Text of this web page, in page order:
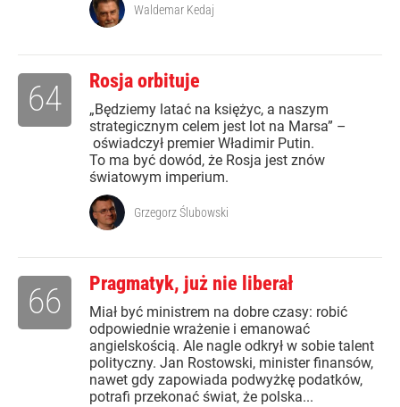
Waldemar Kedaj
Rosja orbituje
„Będziemy latać na księżyc, a naszym
strategicznym celem jest lot na Marsa” –
oświadczył premier Władimir Putin.
To ma być dowód, że Rosja jest znów
światowym imperium.
64
Grzegorz Ślubowski
Pragmatyk, już nie liberał
Miał być ministrem na dobre czasy: robić
odpowiednie wrażenie i emanować
angielskością. Ale nagle odkrył w sobie talent
polityczny. Jan Rostowski, minister finansów,
nawet gdy zapowiada podwyżkę podatków,
potrafi przekonać świat, że polska...
66